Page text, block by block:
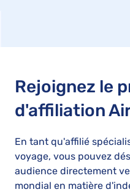
Rejoignez le
d'affiliation
En tant qu'affilié
voyage, vous pouvez
audience directement
mondial en matière